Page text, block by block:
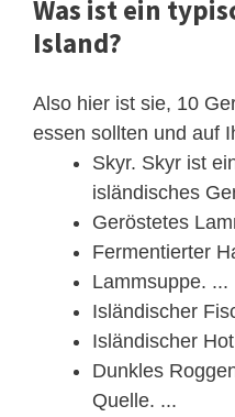
Was ist ein
Island?
Also hier ist sie, 10
essen sollten und auf
Skyr. Skyr ist
isländisches
Geröstetes
Fermentierter
Lammsuppe. ...
Isländischer
Isländischer
Dunkles
Quelle. ...